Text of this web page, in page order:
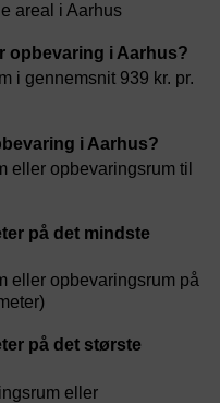
areal i Aarhus
opbevaring i Aarhus?
i gennemsnit 939 kr. pr.
i Aarhus?
eller opbevaringsrum til
på det mindste
eller opbevaringsrum på
på det største
eller